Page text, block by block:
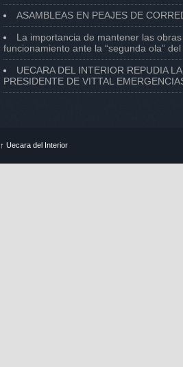
ASAMBLEAS EN PEAJES DE
La importancia de mantener las
funcionamiento ante la “segunda ola”
UECARA DEL INTERIOR REPUDIA
PRESIDENTE DE VITTAL
↑ Uecara del Interior